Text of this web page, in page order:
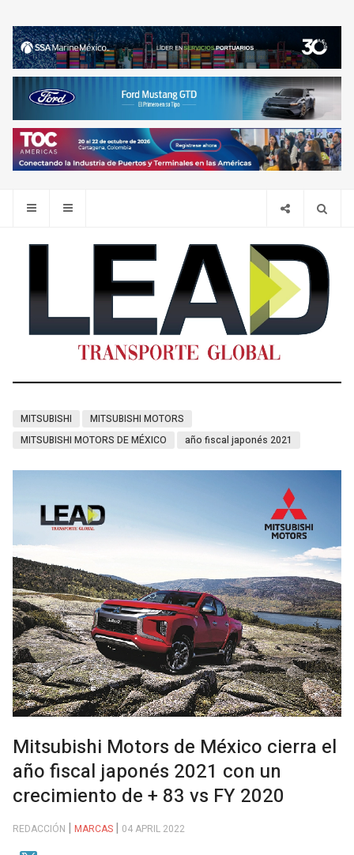
MITSUBISHI
MITSUBISHI MOTORS
MITSUBISHI MOTORS DE MÉXICO
año fiscal japonés 2021
Mitsubishi Motors de México cierra el
año fiscal japonés 2021 con un
crecimiento de + 83 vs FY 2020
REDACCIÓN MARCAS 04 APRIL 2022